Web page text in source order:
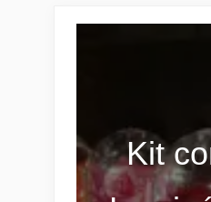
Kit